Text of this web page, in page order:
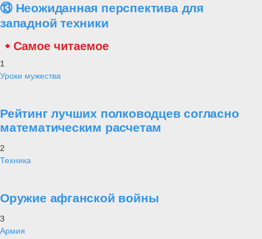
⑬ Неожиданная перспектива для
западной техники
Самое читаемое
1
Уроки мужества
Рейтинг лучших полководцев согласно
математическим расчетам
2
Техника
Оружие афганской войны
3
Армия